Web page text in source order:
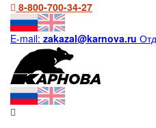
8-800-700-34-27
E-mail: zakazal@karnova.ru